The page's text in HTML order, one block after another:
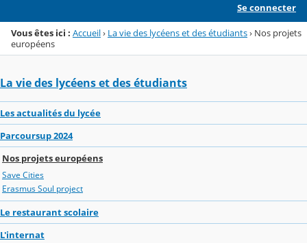
Se connecter
Vous êtes ici : Accueil› La vie des lycéens et des étudiants› Nos projets
européens
La vie des lycéens et des étudiants
Les actualités du lycée
Parcoursup 2024
Nos projets européens
Save Cities
Erasmus Soul project
Le restaurant scolaire
L'internat